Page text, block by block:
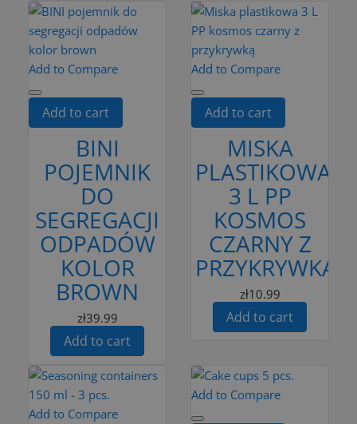
Add to Compare
Add to cart
BINI
POJEMNIK
DO
SEGREGACJI
ODPADÓW
KOLOR
BROWN
zł39.99
Add to cart
Add to Compare
Add to cart
MISKA
PLASTIKOWA
3 L PP
KOSMOS
CZARNY Z
PRZYKRYWKĄ
zł10.99
Add to cart
Add to Compare
Add to Compare